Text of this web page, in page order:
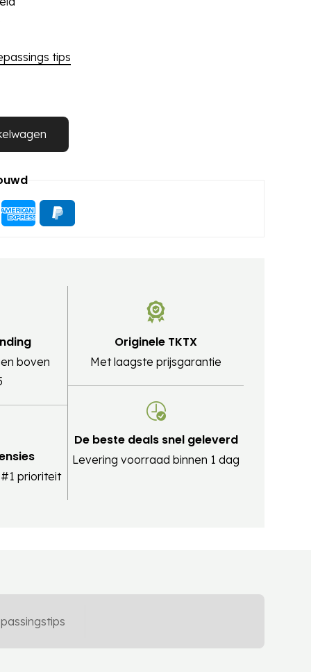
tips
boven
prioriteit
Originele TKTX
Met laagste prijsgarantie
De beste deals snel geleverd
Levering voorraad binnen 1 dag